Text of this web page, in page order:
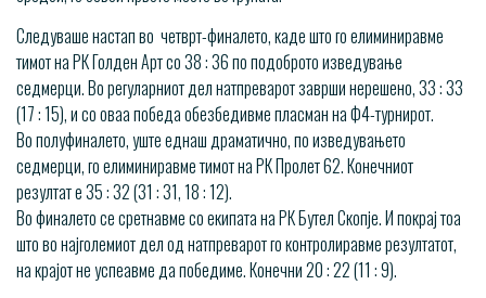
Следуваше настап во четврт-финалето, каде што го елиминиравме
тимот на РК Голден Арт со 38 : 36 по подоброто изведување
седмерци. Во регуларниот дел натпреварот заврши нерешено, 33 : 33
(17 : 15), и со оваа победа обезбедивме пласман на Ф4-турнирот.
Во полуфиналето, уште еднаш драматично, по изведувањето
седмерци, го елиминиравме тимот на РК Пролет 62. Конечниот
резултат е 35 : 32 (31 : 31, 18 : 12).
Во финалето се сретнавме со екипата на РК Бутел Скопје. И покрај тоа
што во најголемиот дел од натпреварот го контролиравме резултатот,
на крајот не успеавме да победиме. Конечни 20 : 22 (11 : 9).